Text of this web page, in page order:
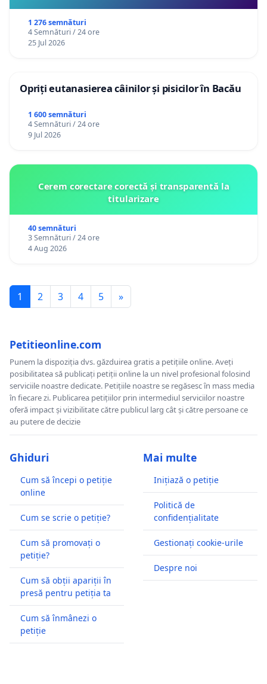
1 276 semnături
4 Semnături / 24 ore
25 Jul 2026
Opriți eutanasierea câinilor și pisicilor în Bacău
1 600 semnături
4 Semnături / 24 ore
9 Jul 2026
Cerem corectare corectă și transparentă la
titularizare
40 semnături
3 Semnături / 24 ore
4 Aug 2026
1 2 3 4 5 »
Petitieonline.com
Punem la dispoziția dvs. găzduirea gratis a petițiile online. Aveți
posibilitatea să publicați petiții online la un nivel profesional folosind
serviciile noastre dedicate. Petițiile noastre se regăsesc în mass media
în fiecare zi. Publicarea petițiilor prin intermediul serviciilor noastre
oferă impact și vizibilitate către publicul larg cât și către persoane ce
au putere de decizie
Ghiduri
Cum să începi o petiție
online
Cum se scrie o petiție?
Cum să promovați o
petiție?
Cum să obții apariții în
presă pentru petiția ta
Cum să înmânezi o
petiție
Mai multe
Inițiază o petiție
Politică de
confidențialitate
Gestionați cookie-urile
Despre noi